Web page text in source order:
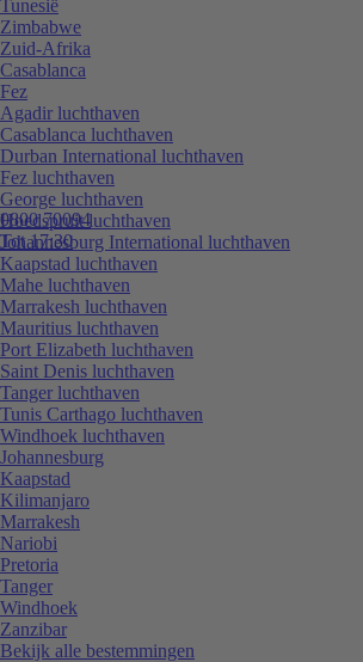
0800 70094
Tot 17:30
Tunesië
Zimbabwe
Zuid-Afrika
Casablanca
Fez
Agadir luchthaven
Casablanca luchthaven
Durban International luchthaven
Fez luchthaven
George luchthaven
Hoedspruit luchthaven
Johannesburg International luchthaven
Kaapstad luchthaven
Mahe luchthaven
Marrakesh luchthaven
Mauritius luchthaven
Port Elizabeth luchthaven
Saint Denis luchthaven
Tanger luchthaven
Tunis Carthago luchthaven
Windhoek luchthaven
Johannesburg
Kaapstad
Kilimanjaro
Marrakesh
Nariobi
Pretoria
Tanger
Windhoek
Zanzibar
Bekijk alle bestemmingen